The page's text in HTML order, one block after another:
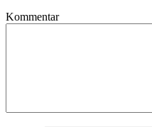
Kommentar